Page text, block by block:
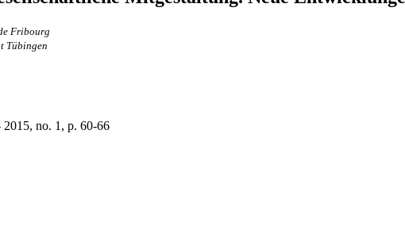
Fribourg
Tübingen
no. 1, p. 60-66